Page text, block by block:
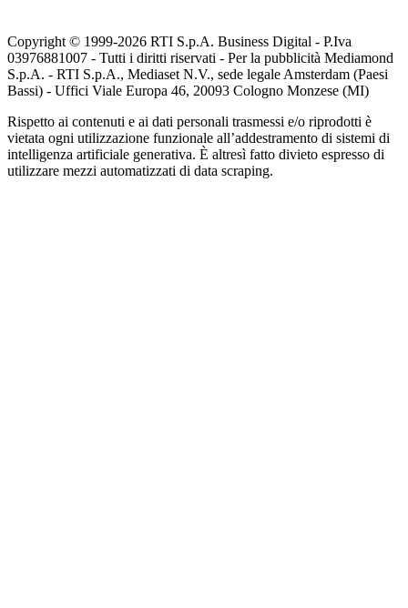
Copyright © 1999-2026 RTI S.p.A. Business Digital - P.Iva
03976881007 - Tutti i diritti riservati - Per la pubblicità Mediamond
S.p.A. - RTI S.p.A., Mediaset N.V., sede legale Amsterdam (Paesi
Bassi) - Uffici Viale Europa 46, 20093 Cologno Monzese (MI)
Rispetto ai contenuti e ai dati personali trasmessi e/o riprodotti è
vietata ogni utilizzazione funzionale all’addestramento di sistemi di
intelligenza artificiale generativa. È altresì fatto divieto espresso di
utilizzare mezzi automatizzati di data scraping.